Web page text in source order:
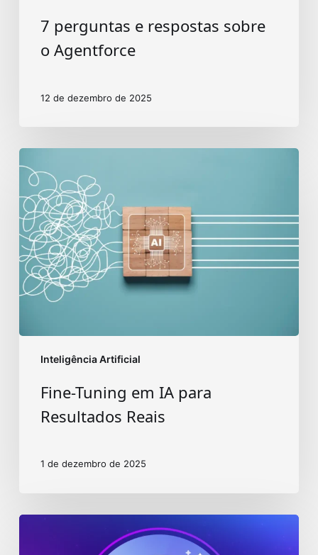
7 perguntas e respostas sobre
o Agentforce
12 de dezembro de 2025
Inteligência Artificial
Tuning
em
IA
para
Resultados
Reais
Fine-Tuning em IA para
Resultados Reais
1 de dezembro de 2025